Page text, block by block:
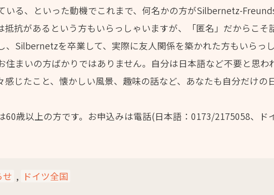
いる、といった動機でこれまで、何名かの方がSilbernetz-
抵抗があるという方もいらっしゃいますが、「匿名」だからこそ
、Silbernetzを卒業して、実際に友人関係を築かれた方もいらっ
住まいの方ばかりではありません。自分は日本語など不要と思わ
感じたこと、懐かしい風景、趣味の話など、あなたも自分だけ
60歳以上の方です。お申込みは電話(日本語：0173/2175058、ド
せ , ドイツ全国